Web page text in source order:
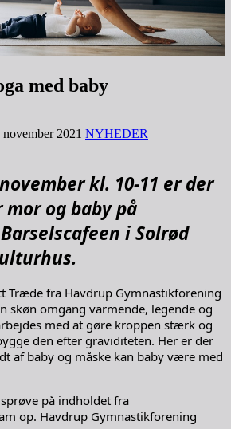
med baby
november 2021 NYHEDER
kl. 10-11 er der
og baby på
i Solrød
Træde fra Havdrup Gymnastikforening
skøn omgang varmende, legende og
med at gøre kroppen stærk og
den efter graviditeten. Her er der
af baby og måske kan baby være med
på indholdet fra
op. Havdrup Gymnastikforening